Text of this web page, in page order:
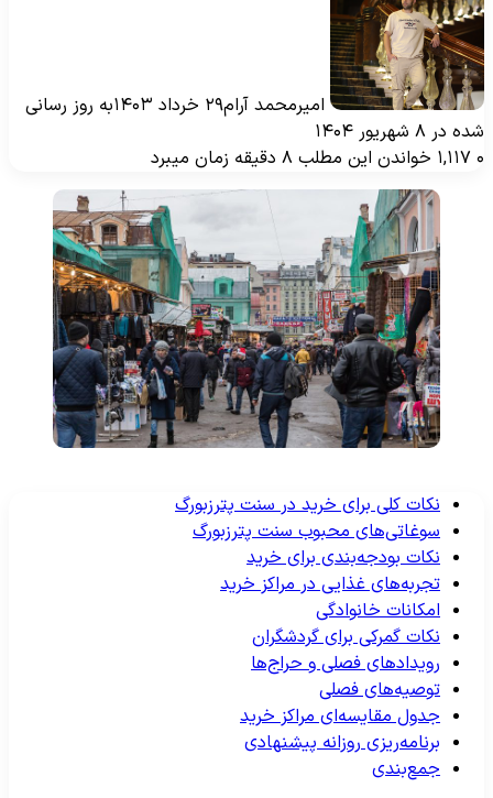
امیرمحمد آرام۲۹ خرداد ۱۴۰۳
به روز رسانی
در ۸ شهریور ۱۴۰۴
خواندن این مطلب ۸ دقیقه زمان میبرد
نکات کلی برای خرید در سنت پترزبورگ
سوغاتی‌های محبوب سنت پترزبورگ
نکات بودجه‌بندی برای خرید
تجربه‌های غذایی در مراکز خرید
امکانات خانوادگی
نکات گمرکی برای گردشگران
رویدادهای فصلی و حراج‌ها
توصیه‌های فصلی
جدول مقایسه‌ای مراکز خرید
برنامه‌ریزی روزانه پیشنهادی
جمع‌بندی